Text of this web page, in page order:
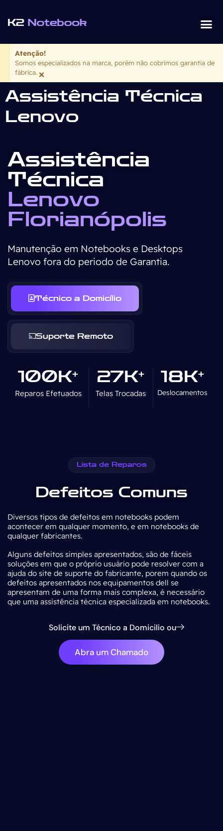
Atenção!
Somos especializados na marca, porém não cobrimos garantia de
fábrica. ×
Assistência Técnica
Lenovo
Assistência
Técnica
Lenovo
Florianópolis
Manutenção em Notebooks e Desktops
Lenovo fora do periodo de Garantia.
Técnico a Domicílio
Suporte Remoto
100K+
Reparos Efetuados
27K+
Telas Trocadas
18K+
Deslocamentos
Lista de Reparos
Defeitos Comuns
Diversos tipos de defeitos em notebooks podem
acontecer em qualquer momento, e em notebooks de
qualquer fabricantes.
Alguns defeitos simples apresentados, são de fáceis
soluções em que o próprio usuário pode resolver com a
ajuda do site de suporte do fabricante, porem quando os
defeitos apresentados nos equipamentos dell se
apresentam de uma forma mais complexa, é necessário
que uma assistência técnica especializada em notebooks.
Solicite um Técnico a Domicilio ou
Abra um Chamado